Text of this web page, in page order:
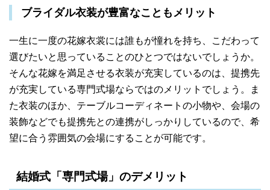
ブライダル衣装が豊富なこともメリット
一生に一度の花嫁衣裳には誰もが憧れを持ち、こだわって
選びたいと思っていることのひとつではないでしょうか。
そんな花嫁を満足させる衣装が充実しているのは、提携先
が充実している専門式場ならではのメリットでしょう。ま
た衣装のほか、テーブルコーディネートの小物や、会場の
装飾などでも提携先との連携がしっかりしているので、希
望に合う雰囲気の会場にすることが可能です。
結婚式「専門式場」のデメリット